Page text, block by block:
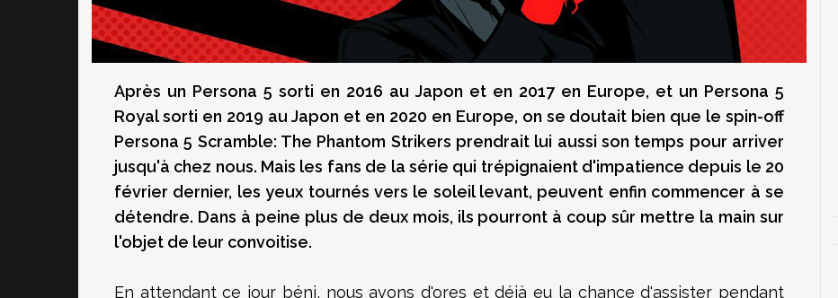
Après un Persona 5 sorti en 2016 au Japon et en 2017 en Europe, et un Persona 5
Royal sorti en 2019 au Japon et en 2020 en Europe, on se doutait bien que le spin-off
Persona 5 Scramble: The Phantom Strikers prendrait lui aussi son temps pour arriver
jusqu'à chez nous. Mais les fans de la série qui trépignaient d'impatience depuis le 20
février dernier, les yeux tournés vers le soleil levant, peuvent enfin commencer à se
détendre. Dans à peine plus de deux mois, ils pourront à coup sûr mettre la main sur
l'objet de leur convoitise.
En attendant ce jour béni, nous avons d'ores et déjà eu la chance d'assister pendant